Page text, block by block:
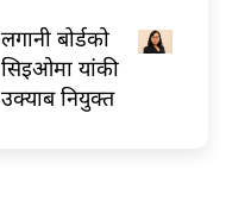
लगानी बोर्डको
सिइओमा यांकी
उक्याब नियुक्त